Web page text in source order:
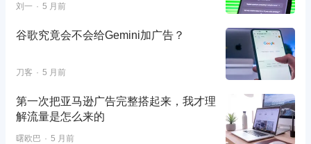
刘一 5 月前
谷歌究竟会不会给Gemini加广告？
刀客 5 月前
第一次把亚马逊广告完整搭起来，我才理
解流量是怎么来的
曙欧巴 5 月前